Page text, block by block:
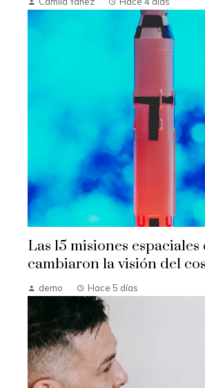
Las 15 misiones espaciales
cambiaron la visión del
demo Hace 5 días